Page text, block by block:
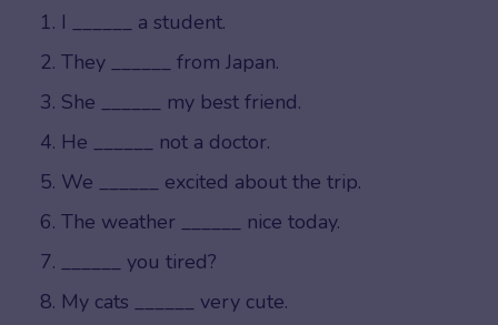
I ______ a student.
They ______ from Japan.
She ______ my best friend.
He ______ not a doctor.
We ______ excited about the trip.
The weather ______ nice today.
______ you tired?
My cats ______ very cute.